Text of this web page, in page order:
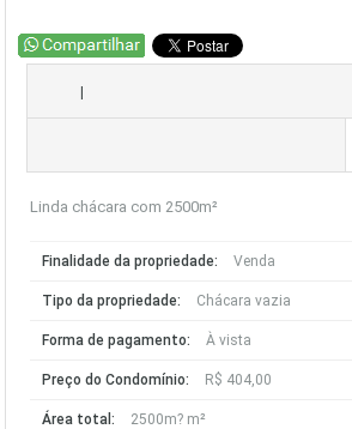
|
Linda chácara com 2500m²
Finalidade da propriedade: Venda
Tipo da propriedade: Chácara vazia
Forma de pagamento: À vista
Preço do Condomínio: R$ 404,00
Área total: 2500m? m²